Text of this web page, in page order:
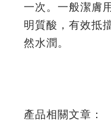
一次。一般潔膚
明質酸，有效抵
然水潤。
產品相關文章：